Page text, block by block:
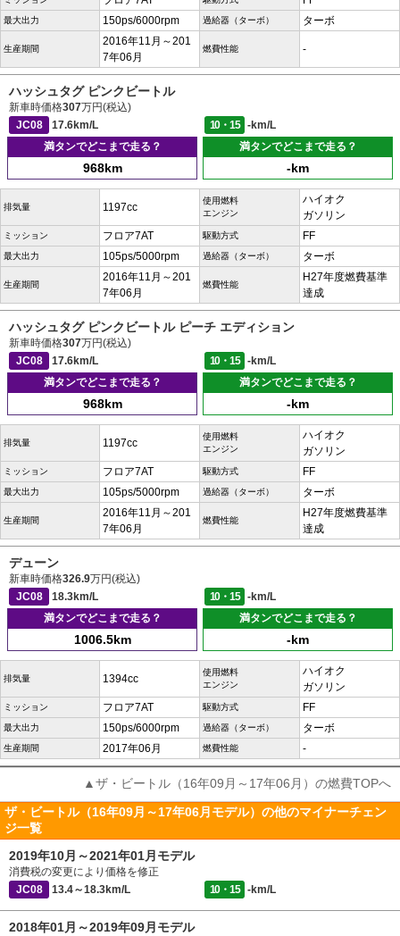
最大出力 150ps/6000rpm 過給器（ターボ） ターボ
生産期間
2016年11月～201
7年06月
燃費性能 -
ハッシュタグ ピンクビートル
新車時価格307万円(税込)
JC08
17.6km/L 10・15
-km/L
満タンでどこまで走る？
968km
満タンでどこまで走る？
-km
排気量 1197cc
使用燃料
エンジン
ハイオク
ガソリン
ミッション フロア7AT 駆動方式 FF
最大出力 105ps/5000rpm 過給器（ターボ） ターボ
生産期間
2016年11月～201
7年06月
燃費性能
H27年度燃費基準
達成
ハッシュタグ ピンクビートル ピーチ エディション
新車時価格307万円(税込)
JC08
17.6km/L 10・15
-km/L
満タンでどこまで走る？
968km
満タンでどこまで走る？
-km
排気量 1197cc
使用燃料
エンジン
ハイオク
ガソリン
ミッション フロア7AT 駆動方式 FF
最大出力 105ps/5000rpm 過給器（ターボ） ターボ
生産期間
2016年11月～201
7年06月
燃費性能
H27年度燃費基準
達成
デューン
新車時価格326.9万円(税込)
JC08
18.3km/L 10・15
-km/L
満タンでどこまで走る？
1006.5km
満タンでどこまで走る？
-km
排気量 1394cc
使用燃料
エンジン
ハイオク
ガソリン
ミッション フロア7AT 駆動方式 FF
最大出力 150ps/6000rpm 過給器（ターボ） ターボ
生産期間 2017年06月 燃費性能 -
▲ザ・ビートル（16年09月～17年06月）の燃費TOPへ
ザ・ビートル（16年09月～17年06月モデル）の他のマイナーチェン
ジ一覧
2019年10月～2021年01月モデル
消費税の変更により価格を修正
JC08
13.4～18.3km/L 10・15 -km/L
2018年01月～2019年09月モデル